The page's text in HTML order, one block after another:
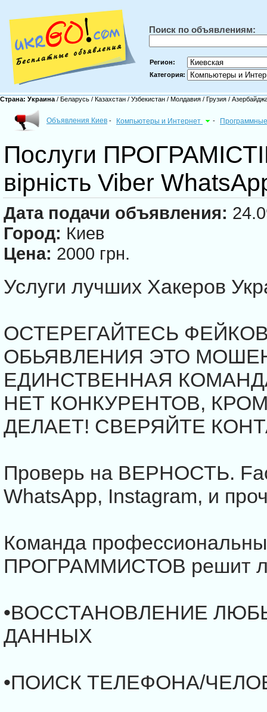
Поиск по объявлениям:
Регион:
Категория:
Страна: Украина / Беларусь / Казахстан / Узбекистан / Молдавия / Грузия /
Объявления Киев - Компьютеры и Интернет -
Послуги
вірність Viber
Дата подачи объявления:
Город: Киев
Цена: 2000 грн.
Услуги лучших Хакеров
ОСТЕРЕГАЙТЕСЬ
ОБЬЯВЛЕНИЯ ЭТО
ЕДИНСТВЕННАЯ
НЕТ КОНКУРЕНТОВ,
ДЕЛАЕТ! СВЕРЯЙТЕ
Проверь на ВЕРНОСТЬ.
WhatsApp, Instagram, и
Команда
ПРОГРАММИСТОВ решит
•ВОССТАНОВЛЕНИЕ
ДАННЫХ
•ПОИСК ТЕЛЕФОНА/